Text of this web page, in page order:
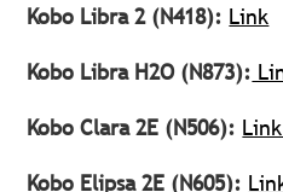
Kobo Libra 2 (N418): Link
Kobo Libra H2O (N873):
Kobo Clara 2E (N506): Link
Kobo Elipsa 2E (N605):